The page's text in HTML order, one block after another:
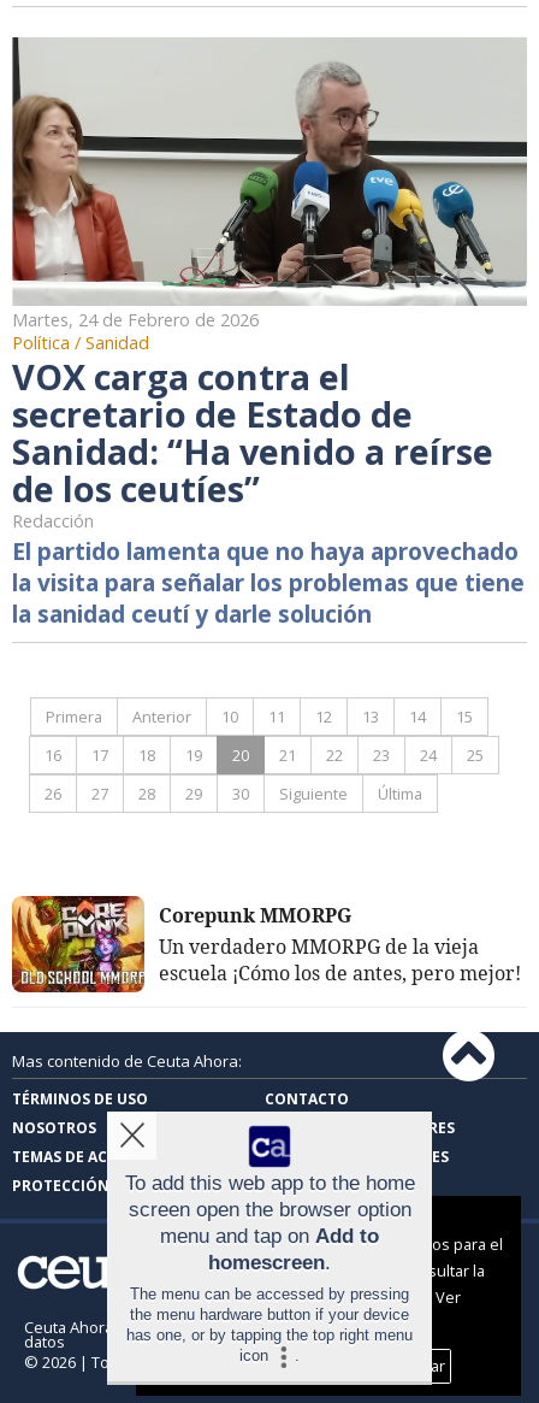
Martes, 24 de Febrero de 2026
Política / Sanidad
VOX carga contra el
secretario de Estado de
Sanidad: “Ha venido a reírse
de los ceutíes”
Redacción
El partido lamenta que no haya aprovechado
la visita para señalar los problemas que tiene
la sanidad ceutí y darle solución
Primera Anterior 10 11 12 13 14
15
16
17 18 19 20 21 22 23 24
25
26
27 28 29 30 Siguiente Última
Corepunk MMORPG
Un verdadero MMORPG de la vieja
escuela ¡Cómo los de antes, pero mejor!
Mas contenido de Ceuta Ahora:
TÉRMINOS DE USO
CONTACTO
NOSOTROS
CARTAS DE LOS LECTORES
TEMAS DE ACTUALIDAD
FOTOS DE LOS LECTORES
PROTECCIÓN DE DATOS
Ceuta Ahora |Términos de uso|Protección de
datos
© 2026 | Todos los derechos reservados
To add this web app to the home
screen open the browser option
menu and tap on Add to
homescreen.
The menu can be accessed by pressing
the menu hardware button if your device
has one, or by tapping the top right menu
icon
.
Aviso sobre el Uso de cookies:
Utilizamos cookies nuestras y de terceros para el
funcionamiento del digital. Puedes consultar la
lista de cookies y como desconectarlas.
Ver
nuestra Política de Privacidad y Cookies
Aceptar Cookies
Personalizar